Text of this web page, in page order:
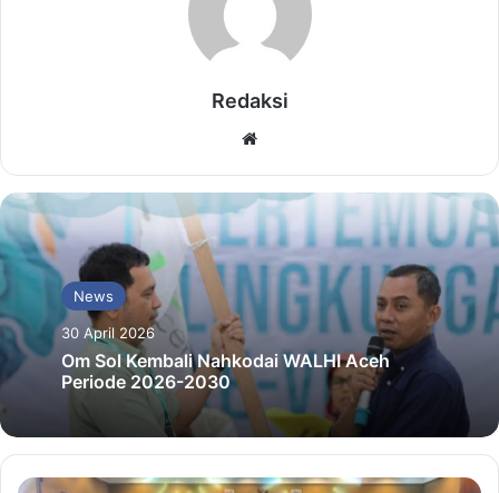
Redaksi
News
30 April 2026
Om Sol Kembali Nahkodai WALHI Aceh
Periode 2026-2030